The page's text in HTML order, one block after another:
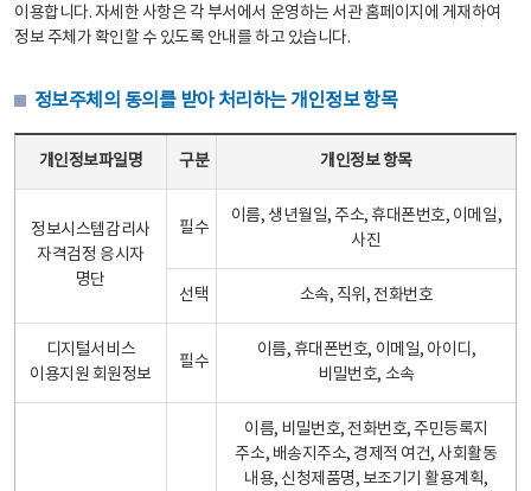
이용합니다. 자세한 사항은 각 부서에서 운영하는 서관 홈페이지에 게재하여
정보 주체가 확인할 수 있도록 안내를 하고 있습니다.
정보주체의 동의를 받아 처리하는 개인정보 항목
개인정보파일명 구분 개인정보 항목
정보시스템감리사
자격검정 응시자
명단
필수
이름, 생년월일, 주소, 휴대폰번호, 이메일,
사진
선택 소속, 직위, 전화번호
디지털서비스
이용지원 회원정보
필수
이름, 휴대폰번호, 이메일, 아이디,
비밀번호, 소속
이름, 비밀번호, 전화번호, 주민등록지
주소, 배송지주소, 경제적 여건, 사회활동
내용, 신청제품명, 보조기기 활용계획,